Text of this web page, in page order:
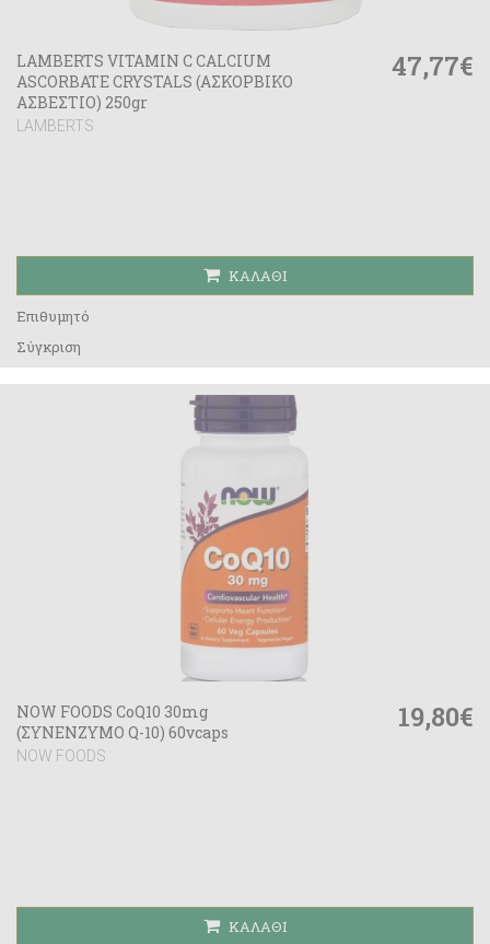
LAMBERTS VITAMIN C CALCIUM
ASCORBATE CRYSTALS (ΑΣΚΟΡΒΙΚΟ
ΑΣΒΕΣΤΙΟ) 250gr
LAMBERTS
47,77€
ΚΑΛΆΘΙ
Επιθυμητό
Σύγκριση
NOW FOODS CoQ10 30mg
(ΣΥΝΕΝΖΥΜΟ Q-10) 60vcaps
NOW FOODS
19,80€
ΚΑΛΆΘΙ